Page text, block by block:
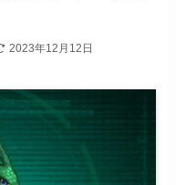
2023年12月12日